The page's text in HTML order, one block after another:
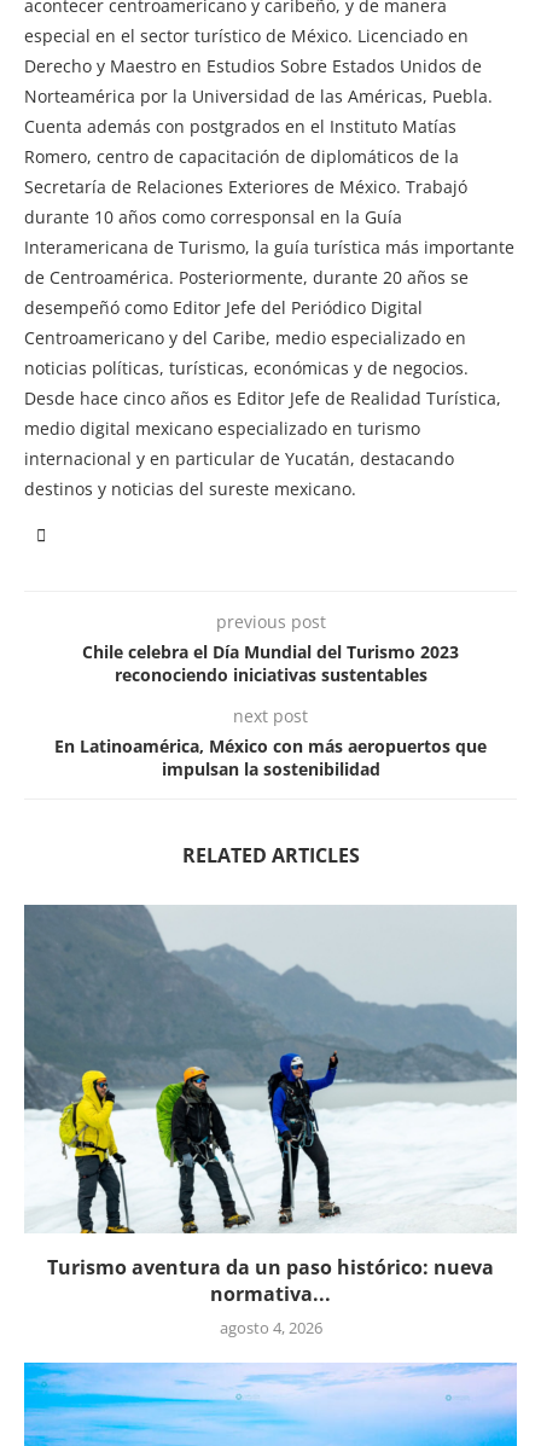
acontecer centroamericano y caribeño, y de manera
especial en el sector turístico de México. Licenciado en
Derecho y Maestro en Estudios Sobre Estados Unidos de
Norteamérica por la Universidad de las Américas, Puebla.
Cuenta además con postgrados en el Instituto Matías
Romero, centro de capacitación de diplomáticos de la
Secretaría de Relaciones Exteriores de México. Trabajó
durante 10 años como corresponsal en la Guía
Interamericana de Turismo, la guía turística más importante
de Centroamérica. Posteriormente, durante 20 años se
desempeñó como Editor Jefe del Periódico Digital
Centroamericano y del Caribe, medio especializado en
noticias políticas, turísticas, económicas y de negocios.
Desde hace cinco años es Editor Jefe de Realidad Turística,
medio digital mexicano especializado en turismo
internacional y en particular de Yucatán, destacando
destinos y noticias del sureste mexicano.
previous post
Chile celebra el Día Mundial del Turismo 2023
reconociendo iniciativas sustentables
next post
En Latinoamérica, México con más aeropuertos que
impulsan la sostenibilidad
RELATED ARTICLES
Turismo aventura da un paso histórico: nueva
normativa...
agosto 4, 2026